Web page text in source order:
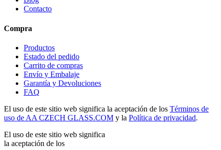
Contacto
Compra
Productos
Estado del pedido
Carrito de compras
Envío y Embalaje
Garantía y Devoluciones
FAQ
El uso de este sitio web significa la aceptación de los Términos de
uso de AA CZECH GLASS.COM y la Política de privacidad.
El uso de este sitio web significa
la aceptación de los